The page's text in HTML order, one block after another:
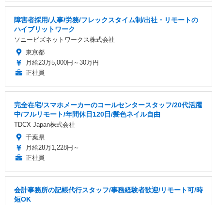
障害者採用/人事/労務/フレックスタイム制/出社・リモートの
ハイブリットワーク
ソニービズネットワークス株式会社
東京都
月給23万5,000円～30万円
正社員
完全在宅/スマホメーカーのコールセンタースタッフ/20代活躍
中/フルリモート/年間休日120日/髪色ネイル自由
TDCX Japan株式会社
千葉県
月給28万1,228円～
正社員
会計事務所の記帳代行スタッフ/事務経験者歓迎/リモート可/時
短OK